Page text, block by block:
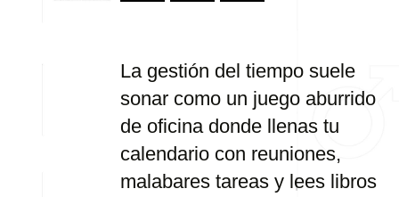
La gestión del tiempo suele
sonar como un juego aburrido
de oficina donde llenas tu
calendario con reuniones,
malabares tareas y lees libros